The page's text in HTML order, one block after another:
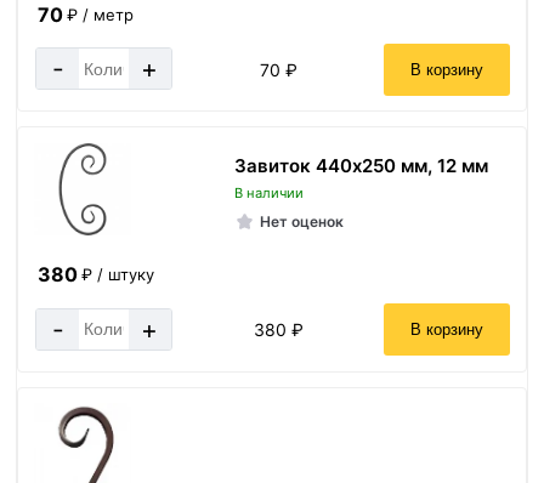
70₽ / метр
- + 70 ₽ В корзину
Завиток 440х250 мм, 12 мм
В наличии
Нет оценок
380₽ / штуку
- + 380 ₽ В корзину